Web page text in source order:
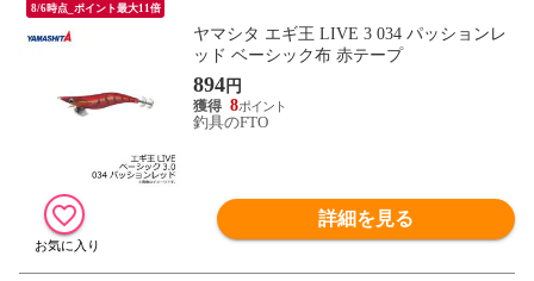
8/6時点_ポイント最大11倍
ヤマシタ エギ王 LIVE 3 034 パッションレ
ッド ベーシック布 赤テープ
894円
8
釣具のFTO
詳細を見る